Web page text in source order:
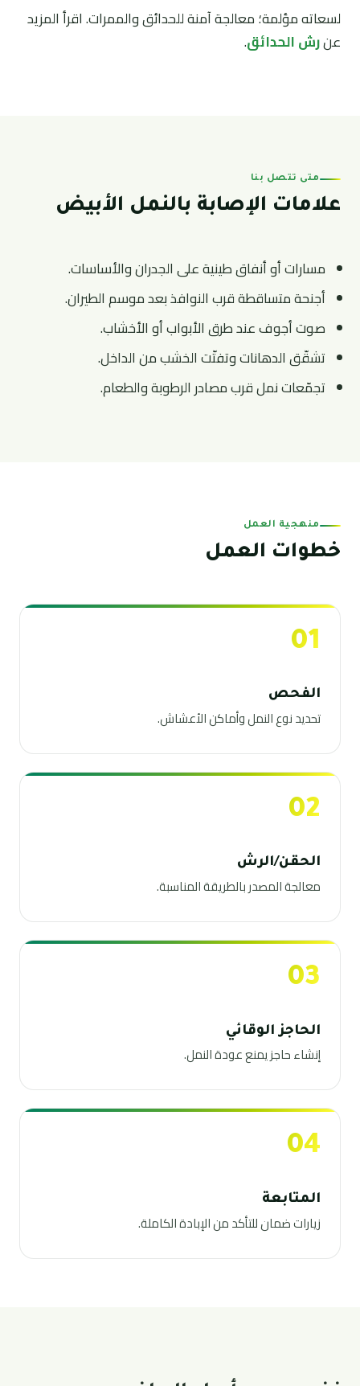
لسعاته مؤلمة؛ معالجة آمنة للحدائق والممرات. اقرأ المزيد
عنرش الحدائق.
متى تتصل بنا
علامات الإصابة بالنمل الأبيض
مسارات أو أنفاق طينية على الجدران والأساسات.
أجنحة متساقطة قرب النوافذ بعد موسم الطيران.
صوت أجوف عند طرق الأبواب أو الأخشاب.
تشقّق الدهانات وتفتّت الخشب من الداخل.
تجمّعات نمل قرب مصادر الرطوبة والطعام.
منهجية العمل
خطوات العمل
01
الفحص
تحديد نوع النمل وأماكن الأعشاش.
02
الحقن/الرش
معالجة المصدر بالطريقة المناسبة.
03
الحاجز الوقائي
إنشاء حاجز يمنع عودة النمل.
04
المتابعة
زيارات ضمان للتأكد من الإبادة الكاملة.